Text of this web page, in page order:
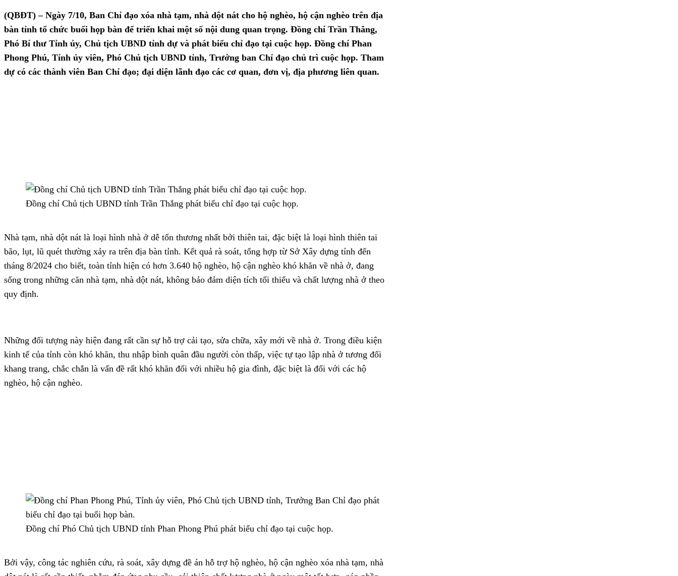
(QBĐT) – Ngày 7/10, Ban Chỉ đạo xóa nhà tạm, nhà dột nát cho hộ nghèo, hộ cận nghèo trên địa
bàn tỉnh tổ chức buổi họp bàn để triển khai một số nội dung quan trọng. Đồng chí Trần Thắng,
Phó Bí thư Tỉnh ủy, Chủ tịch UBND tỉnh dự và phát biểu chỉ đạo tại cuộc họp. Đồng chí Phan
Phong Phú, Tỉnh ủy viên, Phó Chủ tịch UBND tỉnh, Trưởng ban Chỉ đạo chủ trì cuộc họp. Tham
dự có các thành viên Ban Chỉ đạo; đại diện lãnh đạo các cơ quan, đơn vị, địa phương liên quan.
Đồng chí Chủ tịch UBND tỉnh Trần Thắng phát biểu chỉ đạo tại cuộc họp.
Nhà tạm, nhà dột nát là loại hình nhà ở dễ tổn thương nhất bởi thiên tai, đặc biệt là loại hình thiên tai
bão, lụt, lũ quét thường xảy ra trên địa bàn tỉnh. Kết quả rà soát, tổng hợp từ Sở Xây dựng tính đến
tháng 8/2024 cho biết, toàn tỉnh hiện có hơn 3.640 hộ nghèo, hộ cận nghèo khó khăn về nhà ở, đang
sống trong những căn nhà tạm, nhà dột nát, không bảo đảm diện tích tối thiểu và chất lượng nhà ở theo
quy định.
Những đối tượng này hiện đang rất cần sự hỗ trợ cải tạo, sửa chữa, xây mới về nhà ở. Trong điều kiện
kinh tế của tỉnh còn khó khăn, thu nhập bình quân đầu người còn thấp, việc tự tạo lập nhà ở tương đối
khang trang, chắc chắn là vấn đề rất khó khăn đối với nhiều hộ gia đình, đặc biệt là đối với các hộ
nghèo, hộ cận nghèo.
Đồng chí Phó Chủ tịch UBND tỉnh Phan Phong Phú phát biểu chỉ đạo tại cuộc họp.
Bởi vậy, công tác nghiên cứu, rà soát, xây dựng đề án hỗ trợ hộ nghèo, hộ cận nghèo xóa nhà tạm, nhà